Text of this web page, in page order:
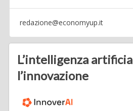
redazione@economyup.it
L’intelligenza
l’innovazione